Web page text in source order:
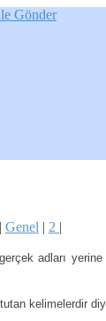
| Genel | 2 |
adları
kelimelerdir